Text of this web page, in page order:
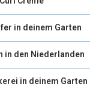
in deinem Garten
in den Niederlanden
in deinem Garten